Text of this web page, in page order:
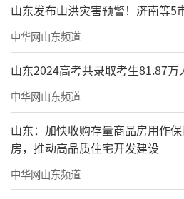
山东发布山洪灾害预警！济南等5
中华网山东频道
山东2024高考共录取考生81.87
中华网山东频道
山东：加快收购存量商品房用作
房，推动高品质住宅开发建设
中华网山东频道